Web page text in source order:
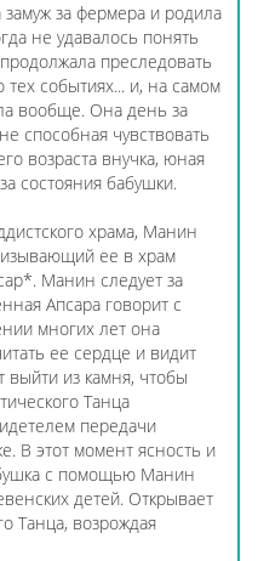
за фермера и родила
не удавалось понять
преследовать
событиях... и, на самом
вообще. Она день за
способная чувствовать
возраста внучка, юная
состояния бабушки.
храма, Манин
ее в храм
Манин следует за
Апсара говорит с
многих лет она
ее сердце и видит
выйти из камня, чтобы
Танца
передачи
В этот момент ясность и
с помощью Манин
детей. Открывает
Танца, возрождая